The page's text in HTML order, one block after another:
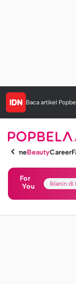
Baca artikel
HomeBeautyCareer
For
You
Iklanin di